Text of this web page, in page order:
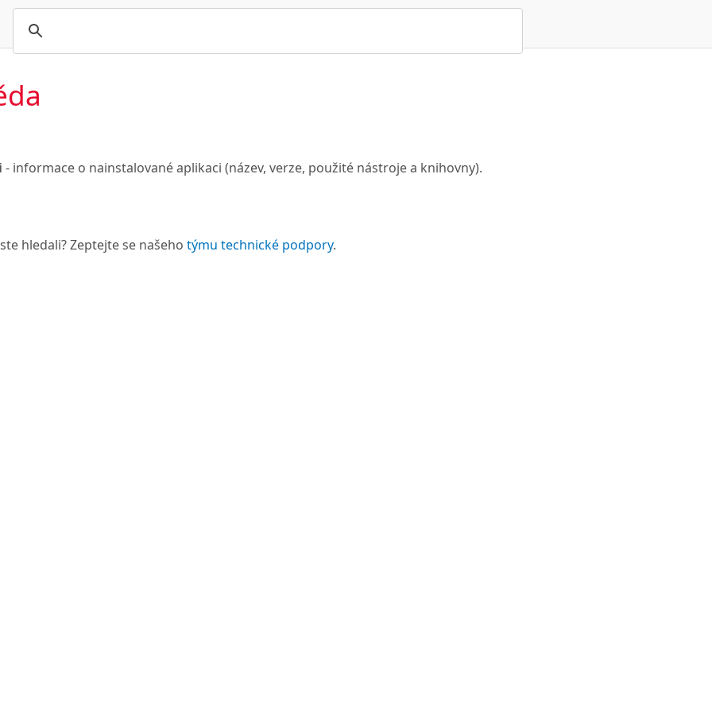
- informace o nainstalované aplikaci (název, verze, použité nástroje a knihovny).
hledali? Zeptejte se našeho týmu technické podpory.